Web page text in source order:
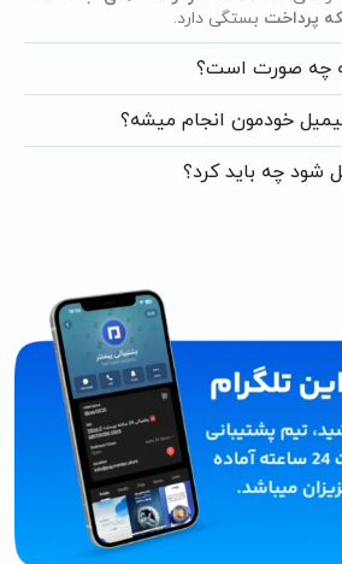
پرداخت بستگی دارد.
چه صورت است؟
خودمون انجام میشه؟
شود چه باید کرد؟